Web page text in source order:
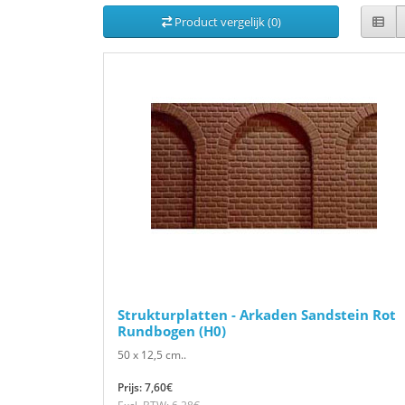
Product vergelijk (0)
Strukturplatten - Arkaden Sandstein Rot
Rundbogen (H0)
50 x 12,5 cm..
Prijs: 7,60€